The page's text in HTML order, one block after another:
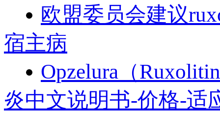
欧盟委员会建议
宿主病
Opzelura（
炎中文说明书-价格-适